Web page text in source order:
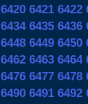
6420 6421 6422
6434 6435 6436
6448 6449 6450
6462 6463 6464
6476 6477 6478
6490 6491 6492